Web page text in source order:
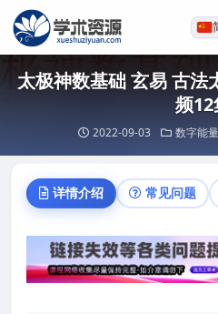
太极神数基础 玄易 古法
频12
2022-09-03 数字能量
详情介绍 常见问题